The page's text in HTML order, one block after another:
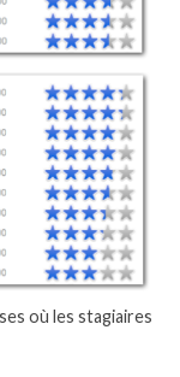
où les stagiaires